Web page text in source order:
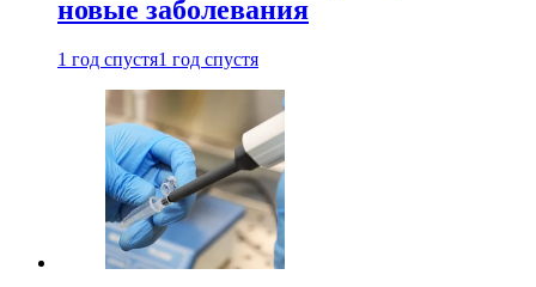
новые заболевания
1 год спустя1 год спустя